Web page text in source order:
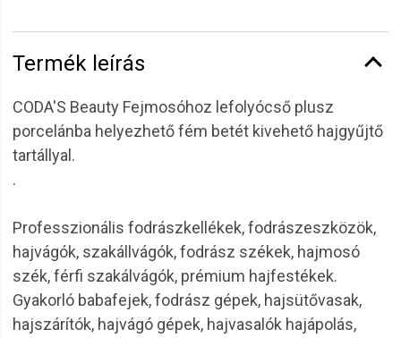
Termék leírás
CODA'S Beauty Fejmosóhoz lefolyócső plusz
porcelánba helyezhető fém betét kivehető hajgyűjtő
tartállyal.
.
Professzionális fodrászkellékek, fodrászeszközök,
hajvágók, szakállvágók, fodrász székek, hajmosó
szék, férfi szakálvágók, prémium hajfestékek.
Gyakorló babafejek, fodrász gépek, hajsütővasak,
hajszárítók, hajvágó gépek, hajvasalók hajápolás,